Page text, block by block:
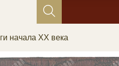
начала XX века